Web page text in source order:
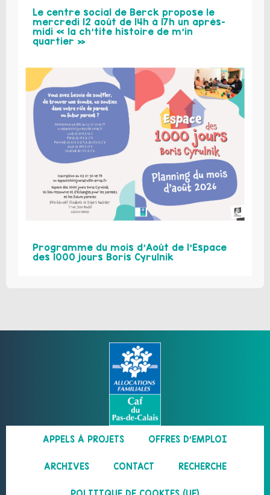
Le centre social de Berck propose le
mercredi 12 août de 14h à 17h un après-
midi « la ch’tite histoire de m’in
quartier »
Programme du mois d’Août de l’Espace
des 1000 jours Boris Cyrulnik
APPELS À PROJETS OFFRES D’EMPLOI
ARCHIVES CONTACT RECHERCHE